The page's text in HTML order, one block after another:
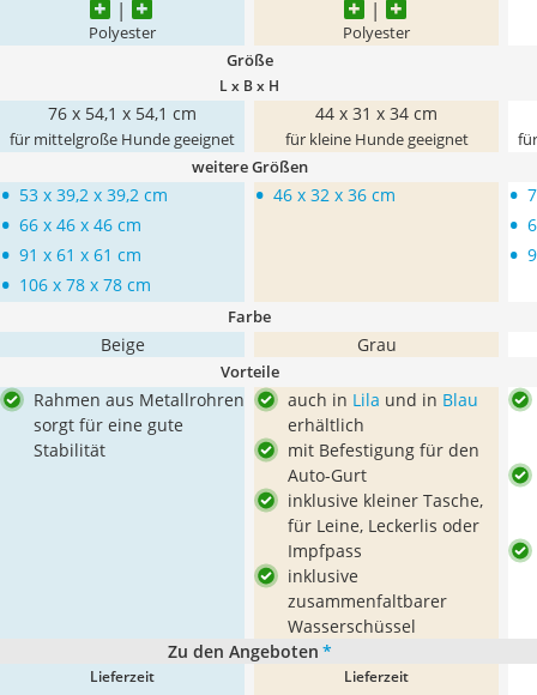
Polyester Polyester
Größe
L x B x H
76 x 54,1 x 54,1 cm
für mittelgroße Hunde geeignet
44 x 31 x 34 cm
für kleine Hunde geeignet
weitere Größen
• 53 x 39,2 x 39,2 cm
• 66 x 46 x 46 cm
• 91 x 61 x 61 cm
• 106 x 78 x 78 cm
• 46 x 32 x 36 cm •
•
•
Farbe
Beige Grau
Vorteile
Rahmen aus Metallrohren
sorgt für eine gute
Stabilität
auch in Lila und in Blau
erhältlich
mit Befestigung für den
Auto-Gurt
inklusive kleiner Tasche,
für Leine, Leckerlis oder
Impfpass
inklusive
zusammenfaltbarer
Wasserschüssel
Zu den Angeboten *
Lieferzeit Lieferzeit